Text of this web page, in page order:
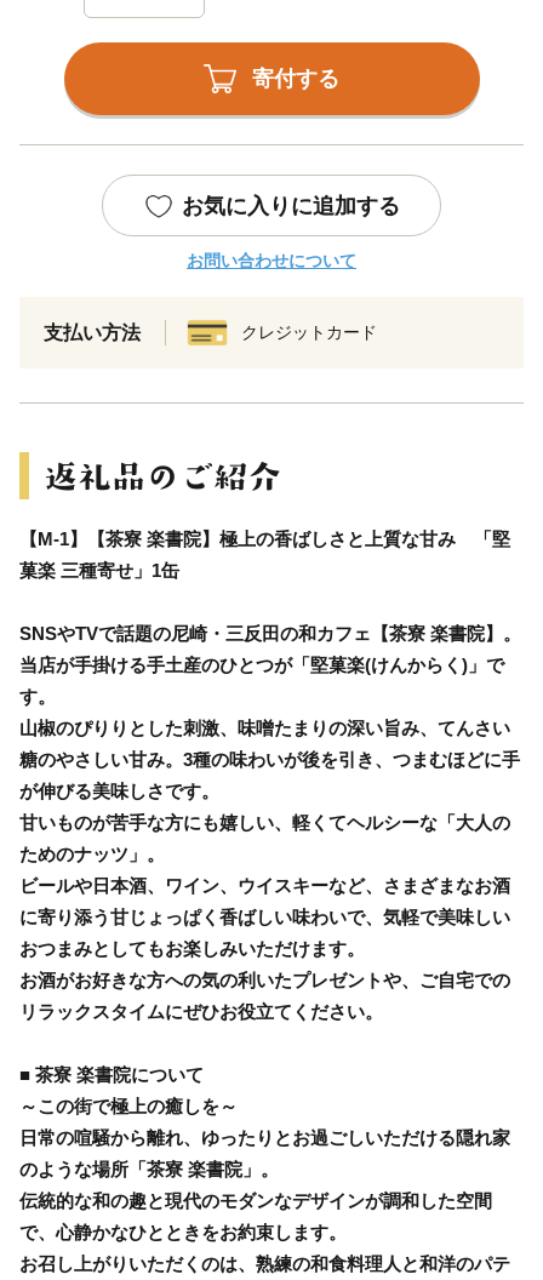
寄付する
お気に入りに追加する
お問い合わせについて
支払い方法 クレジットカード
【M-1】【茶寮 楽書院】極上の香ばしさと上質な甘み 「堅
菓楽 三種寄せ」1缶
SNSやTVで話題の尼崎・三反田の和カフェ【茶寮 楽書院】。
当店が手掛ける手土産のひとつが「堅菓楽(けんからく)」で
す。
山椒のぴりりとした刺激、味噌たまりの深い旨み、てんさい
糖のやさしい甘み。3種の味わいが後を引き、つまむほどに手
が伸びる美味しさです。
甘いものが苦手な方にも嬉しい、軽くてヘルシーな「大人の
ためのナッツ」。
ビールや日本酒、ワイン、ウイスキーなど、さまざまなお酒
に寄り添う甘じょっぱく香ばしい味わいで、気軽で美味しい
おつまみとしてもお楽しみいただけます。
お酒がお好きな方への気の利いたプレゼントや、ご自宅での
リラックスタイムにぜひお役立てください。
■ 茶寮 楽書院について
～この街で極上の癒しを～
日常の喧騒から離れ、ゆったりとお過ごしいただける隠れ家
のような場所「茶寮 楽書院」。
伝統的な和の趣と現代のモダンなデザインが調和した空間
で、心静かなひとときをお約束します。
お召し上がりいただくのは、熟練の和食料理人と和洋のパテ